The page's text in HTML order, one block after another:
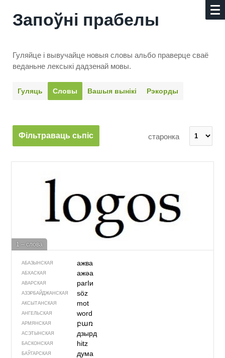
Запоўні прабелы
Гуляйце і вывучайце новыя словы альбо праверце сваё
веданьне лексыкі дадзенай мовы.
Гуляць Словы Вашыя вынікі Рэкорды
Фільтраваць сьпіс старонка
1 – слова
АБАЗЫНСКАЯ ажва
АБХАСКАЯ ажәа
АВАРСКАЯ рагIи
АЗЭРБАЙДЖАН­СКАЯ söz
АКСЫТАНСКАЯ mot
АНГЕЛЬСКАЯ word
АРМЯНСКАЯ բառ
АСЭТЫНСКАЯ дзырд
БАСКОНСКАЯ hitz
БАЎГАРСКАЯ дума